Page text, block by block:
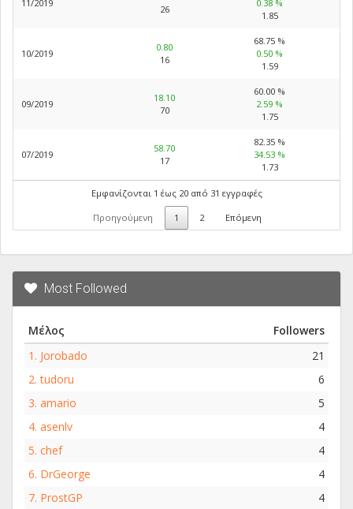
11/2019
26
0.38 %
1.85
10/2019
0.80
16
68.75 %
0.50 %
1.59
09/2019
18.10
70
60.00 %
2.59 %
1.75
07/2019
58.70
17
82.35 %
34.53 %
1.73
Εμφανίζονται 1 έως 20 από 31 εγγραφές
Προηγούμενη 1 2 Επόμενη
Most Followed
Μέλος
Followers
1. Jorobado
21
2.tudoru
6
3. amario
5
4. asenlv
4
5. chef
4
6. DrGeorge
4
7. ProstGP
4